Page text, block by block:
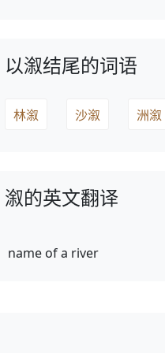
以溆结尾的词语
林溆 沙溆 洲溆
溆的英文翻译
name of a river